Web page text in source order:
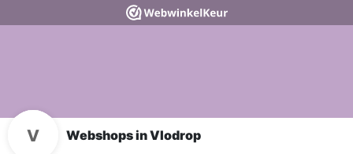
Webshops in Vlodrop